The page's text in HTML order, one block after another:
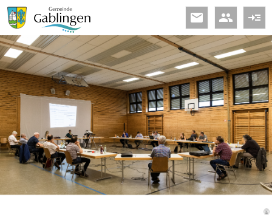
read_more
people
email
©